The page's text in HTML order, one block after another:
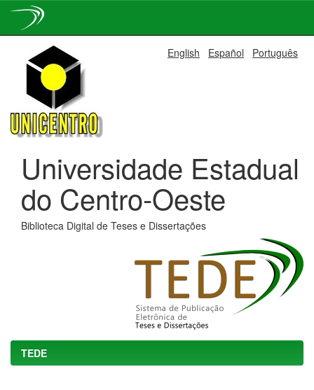
navigation
English Español Português
Universidade Estadual
do Centro-Oeste
Biblioteca Digital de Teses e Dissertações
TEDE